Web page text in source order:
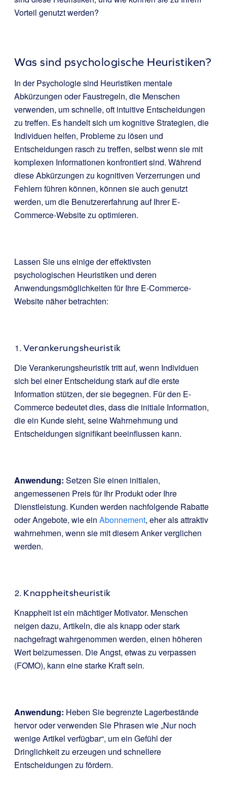
Vorteil genutzt werden?
Was sind psychologische Heuristiken?
In der Psychologie sind Heuristiken mentale
Abkürzungen oder Faustregeln, die Menschen
verwenden, um schnelle, oft intuitive Entscheidungen
zu treffen. Es handelt sich um kognitive Strategien, die
Individuen helfen, Probleme zu lösen und
Entscheidungen rasch zu treffen, selbst wenn sie mit
komplexen Informationen konfrontiert sind. Während
diese Abkürzungen zu kognitiven Verzerrungen und
Fehlern führen können, können sie auch genutzt
werden, um die Benutzererfahrung auf Ihrer E-
Commerce-Website zu optimieren.
Lassen Sie uns einige der effektivsten
psychologischen Heuristiken und deren
Anwendungsmöglichkeiten für Ihre E-Commerce-
Website näher betrachten:
Verankerungsheuristik
Die Verankerungsheuristik tritt auf, wenn Individuen
sich bei einer Entscheidung stark auf die erste
Information stützen, der sie begegnen. Für den E-
Commerce bedeutet dies, dass die initiale Information,
die ein Kunde sieht, seine Wahrnehmung und
Entscheidungen signifikant beeinflussen kann.
Anwendung: Setzen Sie einen initialen,
angemessenen Preis für Ihr Produkt oder Ihre
Dienstleistung. Kunden werden nachfolgende Rabatte
oder Angebote, wie ein Abonnement, eher als attraktiv
wahrnehmen, wenn sie mit diesem Anker verglichen
werden.
Knappheitsheuristik
Knappheit ist ein mächtiger Motivator. Menschen
neigen dazu, Artikeln, die als knapp oder stark
nachgefragt wahrgenommen werden, einen höheren
Wert beizumessen. Die Angst, etwas zu verpassen
(FOMO), kann eine starke Kraft sein.
Anwendung: Heben Sie begrenzte Lagerbestände
hervor oder verwenden Sie Phrasen wie „Nur noch
wenige Artikel verfügbar“, um ein Gefühl der
Dringlichkeit zu erzeugen und schnellere
Entscheidungen zu fördern.